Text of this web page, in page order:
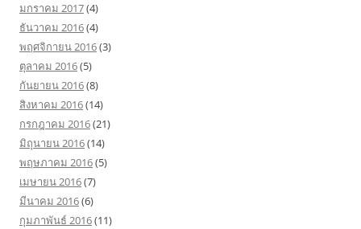
มกราคม 2017(4)
ธันวาคม 2016(4)
พฤศจิกายน 2016(3)
ตุลาคม 2016(5)
กันยายน 2016(8)
สิงหาคม 2016(14)
กรกฎาคม 2016(21)
มิถุนายน 2016(14)
พฤษภาคม 2016(5)
เมษายน 2016(7)
มีนาคม 2016(6)
กุมภาพันธ์ 2016(11)